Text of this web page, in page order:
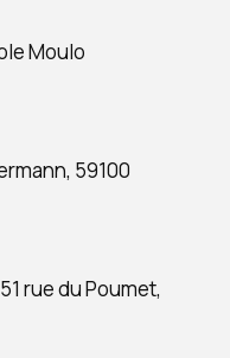
Moulo
59100
rue du Poumet,